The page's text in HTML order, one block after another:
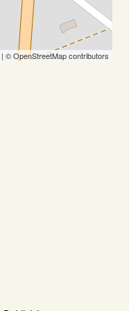
| © OpenStreetMap contributors